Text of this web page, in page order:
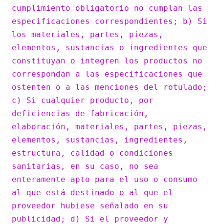
cumplimiento obligatorio no cumplan las
especificaciones correspondientes; b) Si
los materiales, partes, piezas,
elementos, sustancias o ingredientes que
constituyan o integren los productos no
correspondan a las especificaciones que
ostenten o a las menciones del rotulado;
c) Si cualquier producto, por
deficiencias de fabricación,
elaboración, materiales, partes, piezas,
elementos, sustancias, ingredientes,
estructura, calidad o condiciones
sanitarias, en su caso, no sea
enteramente apto para el uso o consumo
al que está destinado o al que el
proveedor hubiese señalado en su
publicidad; d) Si el proveedor y